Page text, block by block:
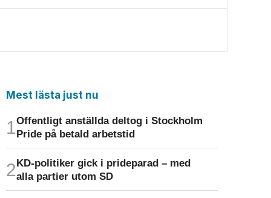
Mest lästa just nu
Offentligt anställda deltog i Stockholm
Pride på betald arbetstid
KD-politiker gick i prideparad – med
alla partier utom SD